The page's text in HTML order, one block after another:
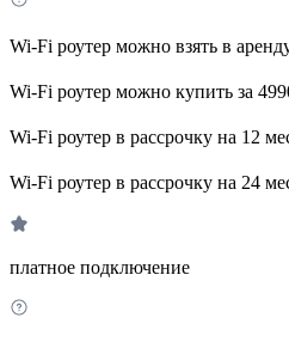
Wi-Fi роутер можно взять в
Wi-Fi роутер можно купить за
Wi-Fi роутер в рассрочку на 12
Wi-Fi роутер в рассрочку на 24
платное подключение